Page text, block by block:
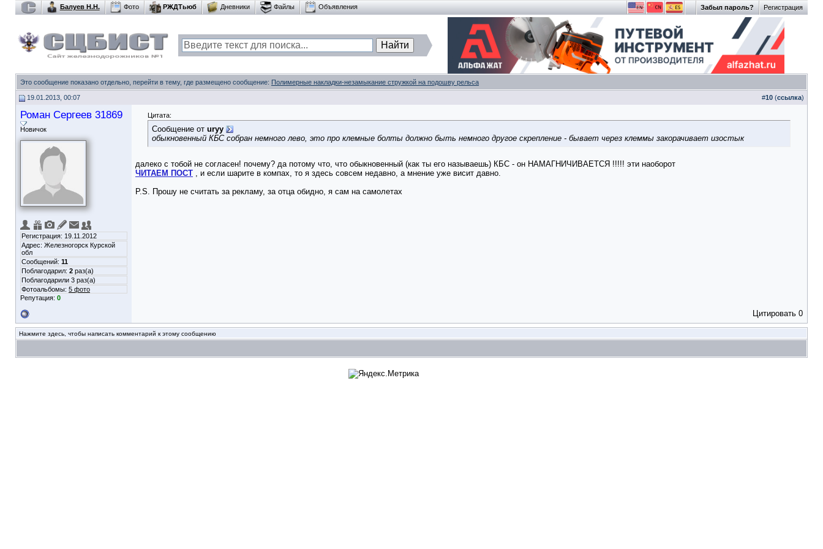
Регистрация
Забыл пароль?
Балуев Н.Н. Фото РЖДТьюб Дневники Файлы Объявления
Это сообщение показано отдельно, перейти в тему, где размещено сообщение: Полимерные накладки-незамыкание стружкой на подошву рельса
19.01.2013, 00:07 #10 (ссылка)
Роман Сергеев 31869
Новичок
Регистрация: 19.11.2012
Адрес: Железногорск Курской
обл
Сообщений: 11
Поблагодарил: 2 раз(а)
Поблагодарили 3 раз(а)
Фотоальбомы: 5 фото
Репутация: 0
Цитата:
Сообщение от uryy
обыкновенный КБС собран немного лево, это про клемные болты должно быть немного другое скрепление - бывает через клеммы закорачивает изостык
далеко с тобой не согласен! почему? да потому что, что обыкновенный (как ты его называешь) КБС - он НАМАГНИЧИВАЕТСЯ !!!!! эти наоборот
ЧИТАЕМ ПОСТ , и если шарите в компах, то я здесь совсем недавно, а мнение уже висит давно.
P.S. Прошу не считать за рекламу, за отца обидно, я сам на самолетах
Цитировать 0
Нажмите здесь, чтобы написать комментарий к этому сообщению